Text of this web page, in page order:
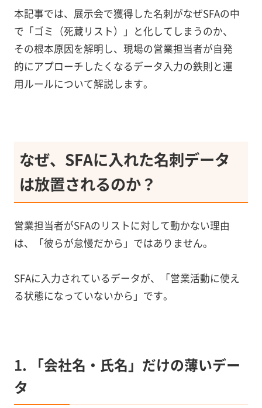
本記事では、展示会で獲得した名刺がなぜSFAの中
で「ゴミ（死蔵リスト）」と化してしまうのか、
その根本原因を解明し、現場の営業担当者が自発
的にアプローチしたくなるデータ入力の鉄則と運
用ルールについて解説します。
なぜ、SFAに入れた名刺データ
は放置されるのか？
営業担当者がSFAのリストに対して動かない理由
は、「彼らが怠慢だから」ではありません。
SFAに入力されているデータが、「営業活動に使え
る状態になっていないから」です。
1. 「会社名・氏名」だけの薄いデー
タ